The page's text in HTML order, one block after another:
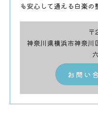
も安心して通える白楽の
神奈川県横浜市神奈
お問い